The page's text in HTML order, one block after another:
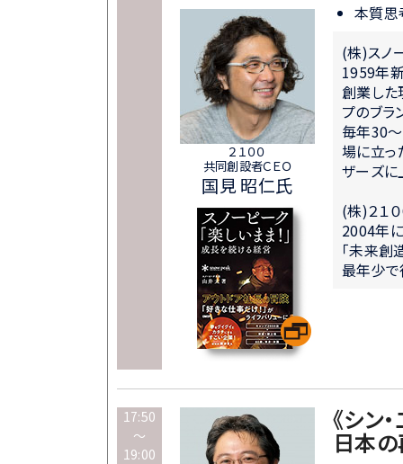
２１００
共同創設者ＣＥＯ
国見 昭仁氏
本質
(株)ス
1959年
創業した
プのブラ
毎年30
場に立っ
ザーズに
(株)２１
2004年
「未来創
最年少で
17:50
～
19:00
《シン
日本